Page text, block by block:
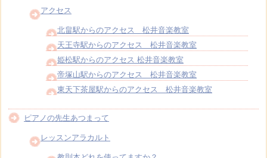
アクセス
北畠駅からのアクセス 松井音楽教室
天王寺駅からのアクセス 松井音楽教室
姫松駅からのアクセス 松井音楽教室
帝塚山駅からのアクセス 松井音楽教室
東天下茶屋駅からのアクセス 松井音楽教室
ピアノの先生あつまって
レッスンアラカルト